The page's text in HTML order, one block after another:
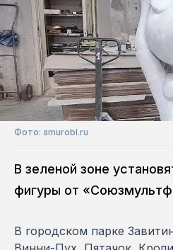
Фото: amurobl.ru
В зеленой зоне
фигуры от
В городском парке